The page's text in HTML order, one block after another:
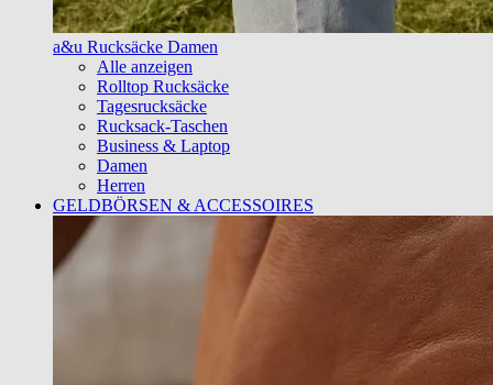
a&u Rucksäcke Damen
Alle anzeigen
Rolltop Rucksäcke
Tagesrucksäcke
Rucksack-Taschen
Business & Laptop
Damen
Herren
GELDBÖRSEN & ACCESSOIRES